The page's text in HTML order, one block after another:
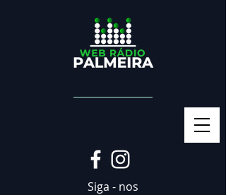
Siga - nos